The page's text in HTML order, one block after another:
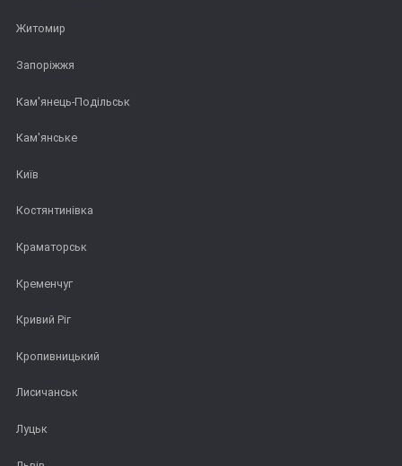
Житомир
Запоріжжя
Кам'янець-Подільськ
Кам'янське
Київ
Костянтинівка
Краматорськ
Кременчуг
Кривий Ріг
Кропивницький
Лисичанськ
Луцьк